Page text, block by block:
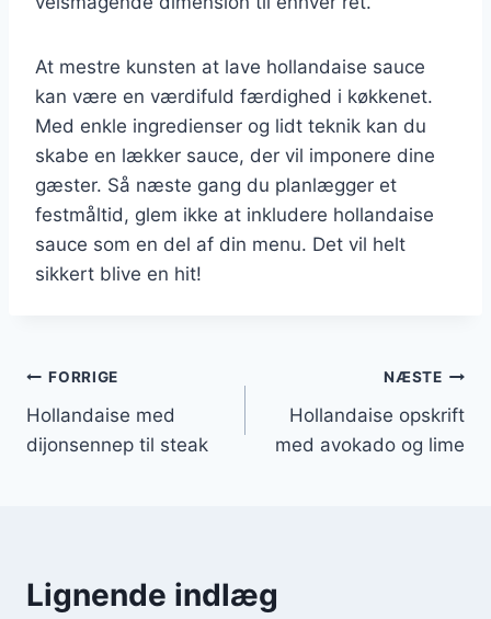
At mestre kunsten at lave hollandaise sauce
kan være en værdifuld færdighed i køkkenet.
Med enkle ingredienser og lidt teknik kan du
skabe en lækker sauce, der vil imponere dine
gæster. Så næste gang du planlægger et
festmåltid, glem ikke at inkludere hollandaise
sauce som en del af din menu. Det vil helt
sikkert blive en hit!
Indlægsnavigation
FORRIGE
Hollandaise med
dijonsennep til steak
NÆSTE
Hollandaise opskrift
med avokado og lime
Lignende indlæg